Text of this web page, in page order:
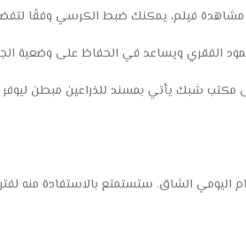
فيلم، يمكنك ضبط الكرسي وفقًا
الفقري ويساعد في الحفاظ على وضعية
شبك يأتي بمسند للذراعين مبطن ليوفر
اليومي الشاق. ستستمتع بالاستفادة منه